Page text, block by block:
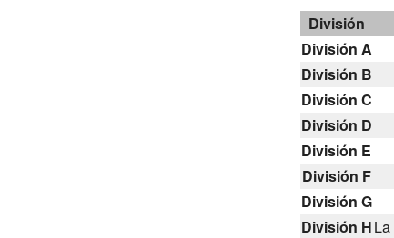
División
División A
División B
División C
División D
División E
División F
División G
División HLa